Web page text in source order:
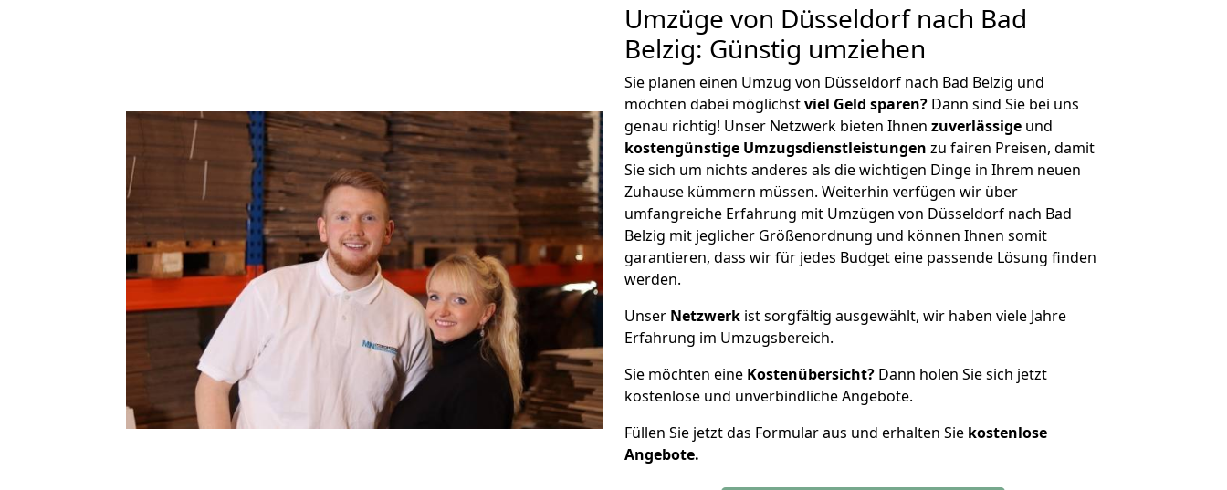
Umzüge von Düsseldorf nach Bad
Belzig: Günstig umziehen
Sie planen einen Umzug von Düsseldorf nach Bad Belzig und
möchten dabei möglichstviel Geld sparen? Dann sind Sie bei uns
genau richtig! Unser Netzwerk bieten Ihnen zuverlässige und
kostengünstige Umzugsdienstleistungen zu fairen Preisen, damit
Sie sich um nichts anderes als die wichtigen Dinge in Ihrem neuen
Zuhause kümmern müssen. Weiterhin verfügen wir über
umfangreiche Erfahrung mit Umzügen von Düsseldorf nach Bad
Belzig mit jeglicher Größenordnung und können Ihnen somit
garantieren, dass wir für jedes Budget eine passende Lösung finden
werden.
Unser Netzwerk ist sorgfältig ausgewählt, wir haben viele Jahre
Erfahrung im Umzugsbereich.
Sie möchten eine Kostenübersicht? Dann holen Sie sich jetzt
kostenlose und unverbindliche Angebote.
Füllen Sie jetzt das Formular aus und erhalten Sie kostenlose
Angebote.